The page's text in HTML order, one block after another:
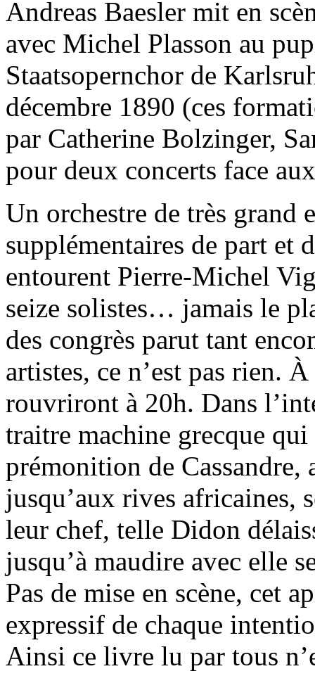
Andreas Baesler mit en
avec Michel Plasson au
Staatsopernchor de
décembre 1890 (ces
par Catherine Bolzinger,
pour deux concerts face
Un orchestre de très grand
supplémentaires de part et
entourent Pierre-Michel
seize solistes… jamais le
des congrès parut tant
artistes, ce n’est pas rien.
rouvriront à 20h. Dans
traitre machine grecque
prémonition de
jusqu’aux rives africaines,
leur chef, telle Didon
jusqu’à maudire avec elle
Pas de mise en scène, cet
expressif de chaque
Ainsi ce livre lu par tous